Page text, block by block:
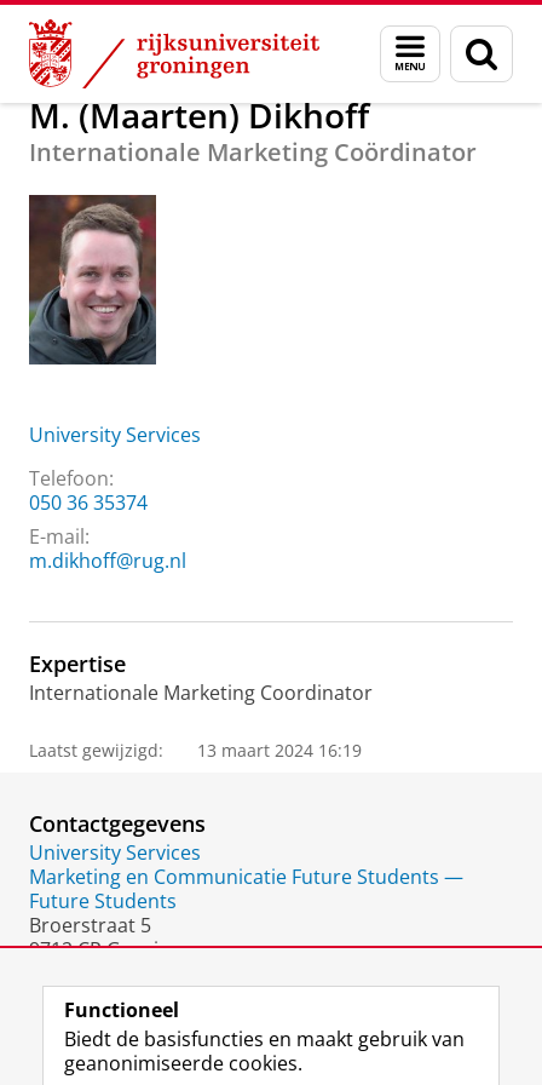
Skip
Content
Skip
Navigation
Menu
en
zoeken
Over ons M. (Maarten) Dikhoff
M. (Maarten) Dikhoff
Internationale Marketing Coördinator
University Services
Telefoon:
050 36 35374
E-mail:
m.dikhoff@rug.nl
Expertise
Internationale Marketing Coordinator
Laatst gewijzigd: 13 maart 2024 16:19
Contactgegevens
University Services
Marketing en Communicatie Future Students —
Future Students
Broerstraat 5
9712 CP Groningen
Functioneel
Biedt de basisfuncties en maakt gebruik van
geanonimiseerde cookies.